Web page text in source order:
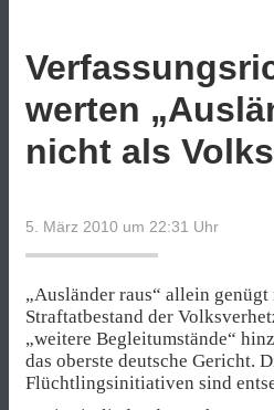
werten
nicht als
5. März 2010 um 22:31 Uhr
„Ausländer raus“ allein
Straftatbestand der
„weitere Begleitumstände“
das oberste deutsche Gericht.
Flüchtlingsinitiativen sind